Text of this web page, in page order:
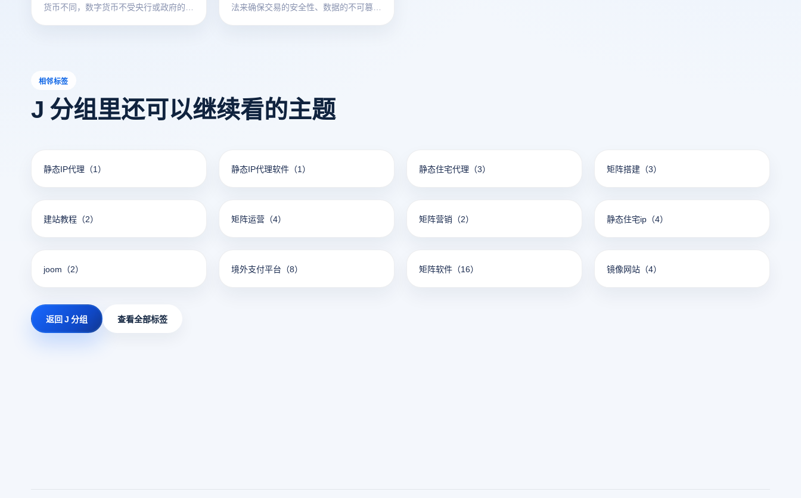
货币不同，数字货币不受央行或政府的控
法来确保交易的安全性、数据的不可篡改
相邻标签
J 分组里还可以继续看的主题
静态IP代理 （1） 静态IP代理软件 （1） 静态住宅代理 （3） 矩阵搭建 （3）
建站教程 （2） 矩阵运营 （4） 矩阵营销 （2） 静态住宅ip （4）
joom （2） 境外支付平台 （8） 矩阵软件 （16） 镜像网站 （4）
返回 J 分组 查看全部标签